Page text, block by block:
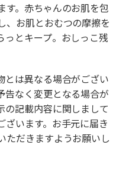
す。赤ちゃんのお肌を包
、お肌とおむつの摩擦を
っとキープ。おしっこ残
とは異なる場合がござい
告なく変更となる場合が
の記載内容に関しまして
ざいます。お手元に届き
ただきますようお願いし